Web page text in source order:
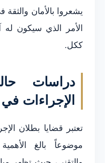
يشعروا بالأمان والثقة
الأمر الذي سيكون له
ككل.
دراسات
الإجراءات
تعتبر قضايا بطلان
موضوعاً بالغ